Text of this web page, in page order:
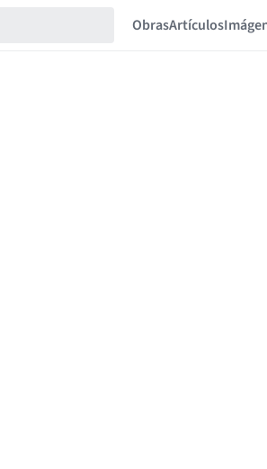
ObrasArtículos